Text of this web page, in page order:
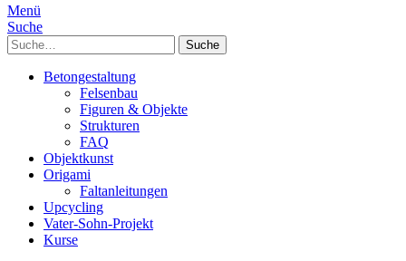
Menü
Suche
Suche
Betongestaltung
Felsenbau
Figuren & Objekte
Strukturen
FAQ
Objektkunst
Origami
Faltanleitungen
Upcycling
Vater-Sohn-Projekt
Kurse